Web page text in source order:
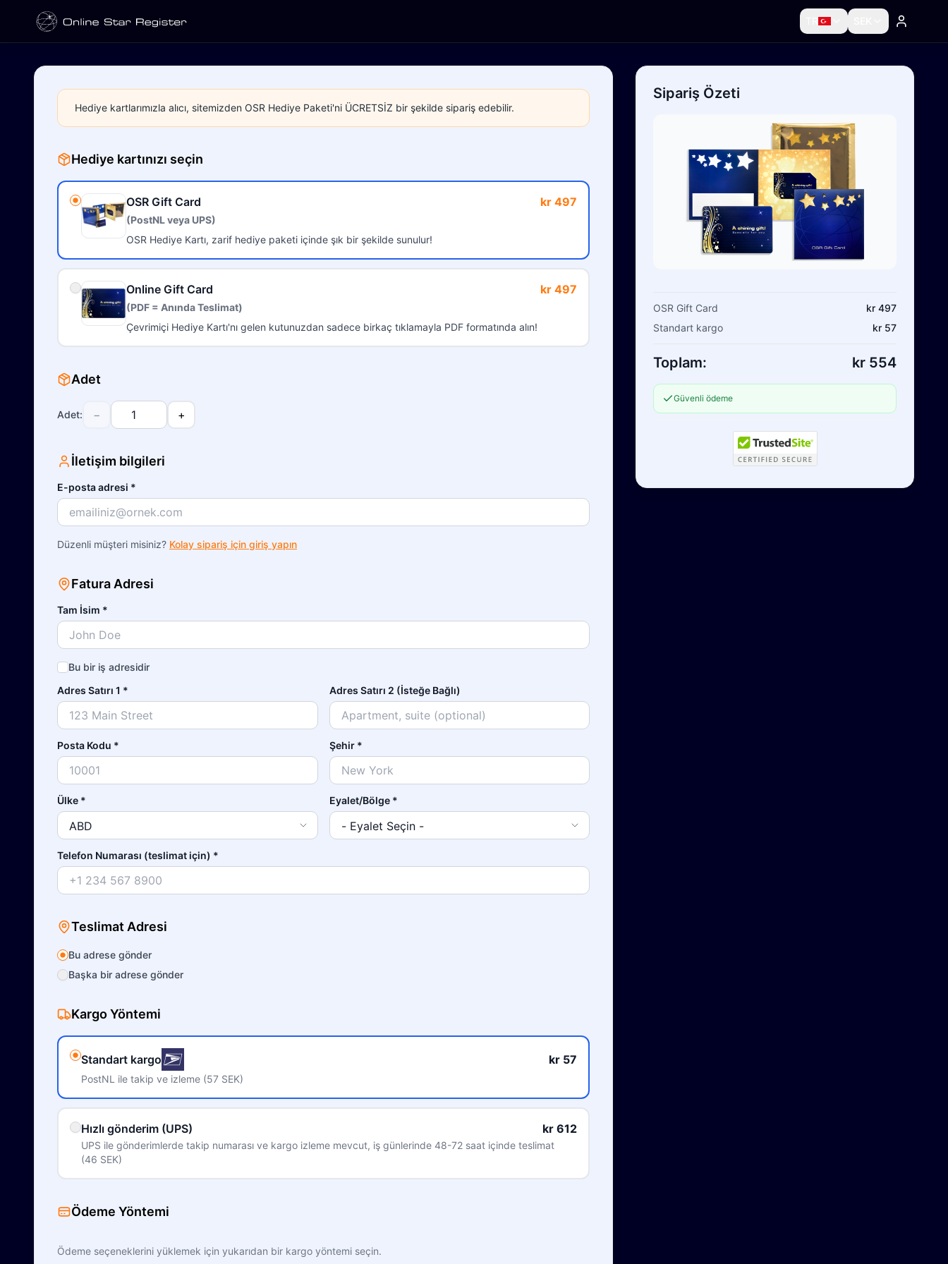
Hediye kartlarımızla alıcı, sitemizden OSR Hediye Paketi'ni ÜCRETSİZ bir şekilde sipariş edebilir.
Hediye kartınızı seçin
OSR Gift Card kr 497
(PostNL veya UPS)
OSR Hediye Kartı, zarif hediye paketi içinde şık bir şekilde sunulur!
Online Gift Card kr 497
(PDF = Anında Teslimat)
Çevrimiçi Hediye Kartı'nı gelen kutunuzdan sadece birkaç tıklamayla PDF formatında alın!
Adet
Adet: − +
İletişim bilgileri
E-posta adresi *
Düzenli müşteri misiniz? Kolay sipariş için giriş yapın
Fatura Adresi
Tam İsim *
Bu bir iş adresidir
Adres Satırı 1 * Adres Satırı 2 (İsteğe Bağlı)
Posta Kodu * Şehir*
Ülke * Eyalet/Bölge*
Telefon Numarası (teslimat için) *
Teslimat Adresi
Bu adrese gönder
Başka bir adrese gönder
Kargo Yöntemi
Standart kargo kr 57
PostNL ile takip ve izleme (57 SEK)
Hızlı gönderim (UPS) kr 612
UPS ile gönderimlerde takip numarası ve kargo izleme mevcut, iş günlerinde 48-72 saat içinde teslimat
(46 SEK)
Ödeme Yöntemi
Ödeme seçeneklerini yüklemek için yukarıdan bir kargo yöntemi seçin.
Sipariş Özeti
OSR Gift Card
kr 497
Standart kargo
kr 57
Toplam: kr 554
Güvenli ödeme